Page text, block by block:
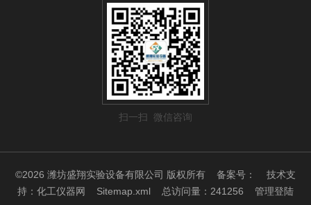
扫一扫 微信咨询
©2026 潍坊盛翔实验设备有限公司 版权所有 备案号：
技术支
持： 化工仪器网 Sitemap.xml 总访问量：241256 管理登陆